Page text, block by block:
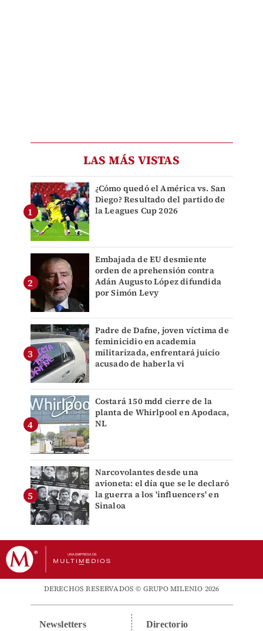
LAS MÁS VISTAS
¿Cómo quedó el América vs. San
Diego? Resultado del partido de
la Leagues Cup 2026
Embajada de EU desmiente
orden de aprehensión contra
Adán Augusto López difundida
por Simón Levy
Padre de Dafne, joven víctima de
feminicidio en academia
militarizada, enfrentará juicio
acusado de haberla vi
Costará 150 mdd cierre de la
planta de Whirlpool en Apodaca,
NL
Narcovolantes desde una
avioneta: el día que se le declaró
la guerra a los 'influencers' en
Sinaloa
DERECHOS RESERVADOS © GRUPO MILENIO 2026
Newsletters Directorio